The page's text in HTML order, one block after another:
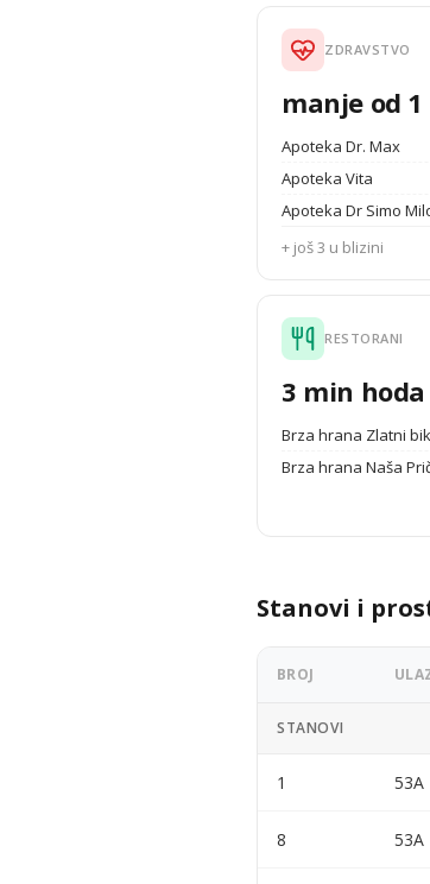
ZDRAVSTVO
manje od
Apoteka Dr. Max
Apoteka Vita
Apoteka Dr Simo
+ još 3 u blizini
RESTORANI
3 min hoda
Brza hrana Zlatni bik
Brza hrana Naša
Stanovi i
BROJ
STANOVI
1 53A
8 53A